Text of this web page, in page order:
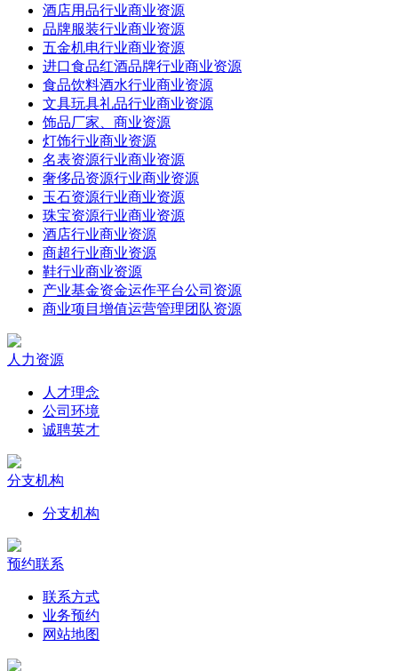
酒店用品行业商业资源
品牌服装行业商业资源
五金机电行业商业资源
进口食品红酒品牌行业商业资源
食品饮料酒水行业商业资源
文具玩具礼品行业商业资源
饰品厂家、商业资源
灯饰行业商业资源
名表资源行业商业资源
奢侈品资源行业商业资源
玉石资源行业商业资源
珠宝资源行业商业资源
酒店行业商业资源
商超行业商业资源
鞋行业商业资源
产业基金资金运作平台公司资源
商业项目增值运营管理团队资源
人力资源
人才理念
公司环境
诚聘英才
分支机构
分支机构
预约联系
联系方式
业务预约
网站地图